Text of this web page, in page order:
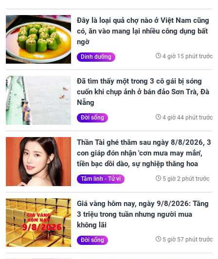
Đây là loại quả chợ nào ở Việt Nam cũng
có, ăn vào mang lại nhiều công dụng bất
ngờ
Dinh dưỡng 4 giờ 15 phút trước
Đã tìm thấy một trong 3 cô gái bị sóng
cuốn khi chụp ảnh ở bán đảo Sơn Trà, Đà
Nẵng
Đời sống 4 giờ 44 phút trước
Thần Tài ghé thăm sau ngày 8/8/2026, 3
con giáp đón nhận 'cơn mưa may mắn',
tiền bạc dồi dào, sự nghiệp thăng hoa
Tâm linh - Tử vi 5 giờ 2 phút trước
Giá vàng hôm nay, ngày 9/8/2026: Tăng
3 triệu trong tuần nhưng người mua
không lãi
Đời sống 5 giờ 57 phút trước